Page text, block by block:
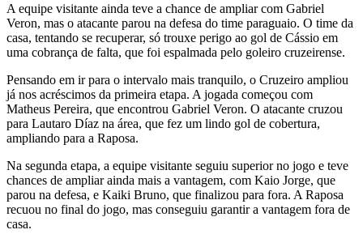
A equipe visitante ainda teve a chance de ampliar com Gabriel
Veron, mas o atacante parou na defesa do time paraguaio. O time da
casa, tentando se recuperar, só trouxe perigo ao gol de Cássio em
uma cobrança de falta, que foi espalmada pelo goleiro cruzeirense.
Pensando em ir para o intervalo mais tranquilo, o Cruzeiro ampliou
já nos acréscimos da primeira etapa. A jogada começou com
Matheus Pereira, que encontrou Gabriel Veron. O atacante cruzou
para Lautaro Díaz na área, que fez um lindo gol de cobertura,
ampliando para a Raposa.
Na segunda etapa, a equipe visitante seguiu superior no jogo e teve
chances de ampliar ainda mais a vantagem, com Kaio Jorge, que
parou na defesa, e Kaiki Bruno, que finalizou para fora. A Raposa
recuou no final do jogo, mas conseguiu garantir a vantagem fora de
casa.